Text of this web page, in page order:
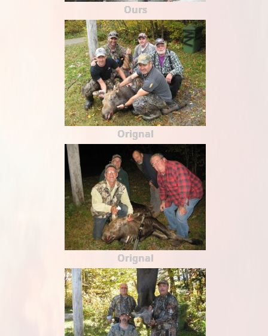
Ours
Orignal
Orignal